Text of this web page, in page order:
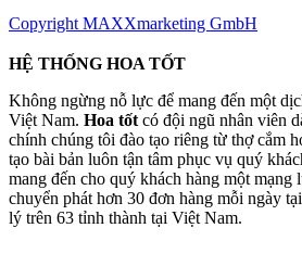
Copyright MAXXmarketing GmbH
HỆ THỐNG HOA TỐT
Không ngừng nỗ lực để mang đến một
Việt Nam. Hoa tốtcó đội ngũ nhân viên
chính chúng tôi đào tạo riêng từ thợ cắm
tạo bài bản luôn tận tâm phục vụ quý
mang đến cho quý khách hàng một mạng
chuyển phát hơn 30 đơn hàng mỗi ngày
lý trên 63 tỉnh thành tại Việt Nam.